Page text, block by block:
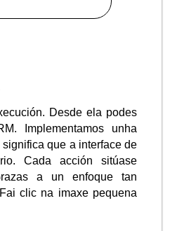
Desde ela podes
Implementamos unha
que a interface de
Cada acción sitúase
a un enfoque tan
clic na imaxe pequena